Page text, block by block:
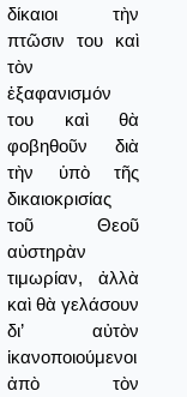
δίκαιοι τὴν
πτῶσιν του καὶ
τὸν
ἐξαφανισμόν
του καὶ θὰ
φοβηθοῦν διὰ
τὴν ὑπὸ τῆς
δικαιοκρισίας
τοῦ Θεοῦ
αὐστηρὰν
τιμωρίαν, ἀλλὰ
καὶ θὰ γελάσουν
δι’ αὐτὸν
ἱκανοποιούμενοι
ἀπὸ τὸν